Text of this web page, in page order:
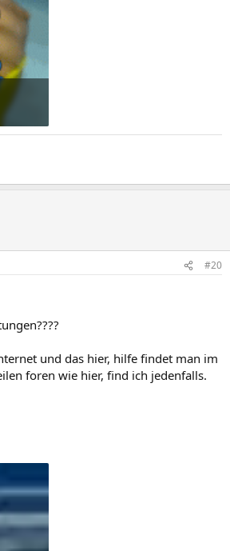
#20
und das hier, hilfe findet man im
foren wie hier, find ich jedenfalls.